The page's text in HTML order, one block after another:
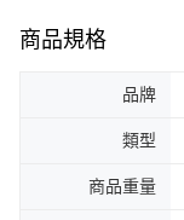
商品規格
品牌
類型
商品重量